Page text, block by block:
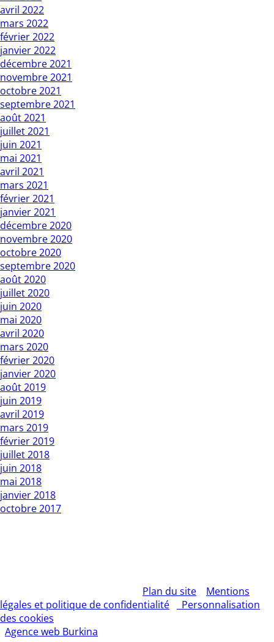
avril 2022
mars 2022
février 2022
janvier 2022
décembre 2021
novembre 2021
octobre 2021
septembre 2021
août 2021
juillet 2021
juin 2021
mai 2021
avril 2021
mars 2021
février 2021
janvier 2021
décembre 2020
novembre 2020
octobre 2020
septembre 2020
août 2020
juillet 2020
juin 2020
mai 2020
avril 2020
mars 2020
février 2020
janvier 2020
août 2019
juin 2019
avril 2019
mars 2019
février 2019
juillet 2018
juin 2018
mai 2018
janvier 2018
octobre 2017
Plan du site
Mentions
légales et politique de confidentialité
Personnalisation
des cookies
Agence web Burkina